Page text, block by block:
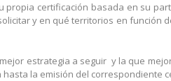
propia certificación basada en su
y en qué territorios en
estrategia a seguir y la que
la emisión del correspondiente